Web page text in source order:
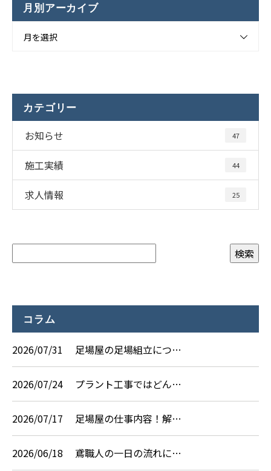
月別アーカイブ
月を選択
カテゴリー
お知らせ 47
施工実績 44
求人情報 25
コラム
2026/07/31 足場屋の足場組立につ…
2026/07/24 プラント工事ではどん…
2026/07/17 足場屋の仕事内容！解…
2026/06/18 鳶職人の一日の流れに…